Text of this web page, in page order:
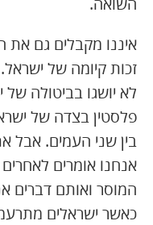
איננו מקבלים גם את
זכות קיומה של
לא יושגו בביטולה
פלסטין בצדה של
בין שני העמים. אבל
אנחנו אומרים
המוסר ואותם דברים
כאשר ישראלים